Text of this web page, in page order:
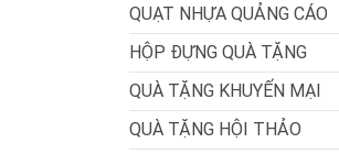
QUẠT NHỰA QUẢNG CÁO
HỘP ĐỰNG QUÀ TẶNG
QUÀ TẶNG KHUYẾN MẠI
QUÀ TẶNG HỘI THẢO